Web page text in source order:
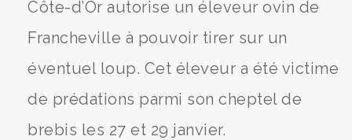
Côte-d’Or autorise un éleveur ovin de
Francheville à pouvoir tirer sur un
éventuel loup. Cet éleveur a été victime
de prédations parmi son cheptel de
brebis les 27 et 29 janvier.